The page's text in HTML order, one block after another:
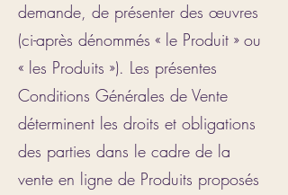
demande, de présenter des œuvres
(ci-après dénommés « le Produit » ou
« les Produits »). Les présentes
Conditions Générales de Vente
déterminent les droits et obligations
des parties dans le cadre de la
vente en ligne de Produits proposés